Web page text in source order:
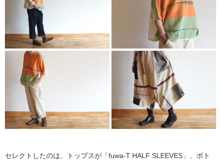
セレクトしたのは、トップスが「fuwa-T HALF SLEEVES」、ボト